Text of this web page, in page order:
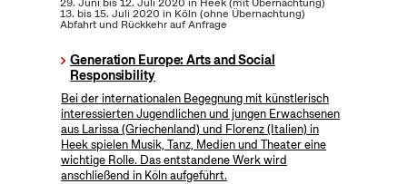
13. bis 15. Juli 2020 in Köln (ohne Übernachtung)
Abfahrt und Rückkehr auf Anfrage
Generation Europe: Arts and Social
Responsibility
Bei der internationalen Begegnung mit künstlerisch
interessierten Jugendlichen und jungen Erwachsenen
aus Larissa (Griechenland) und Florenz (Italien) in
Heek spielen Musik, Tanz, Medien und Theater eine
wichtige Rolle. Das entstandene Werk wird
anschließend in Köln aufgeführt.